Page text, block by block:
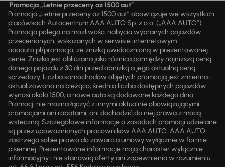
Promocja „Letnie przeceny aż 1500 aut”
Promocja „Letnie przeceny aż 1500 aut” obowiązuje we wszystkich
placówkach Autocentrum AAA AUTO Sp. z o.o. („AAA AUTO”).
Promocja polega na możliwości nabycia wybranych pojazdów
przecenionych, wskazanych w serwisie internetowym
aaaauto.pl/promocja, ze zniżką uwidocznioną w prezentowanej
cenie. Zniżka jest obliczana jako różnica pomiędzy najniższą ceną
danego pojazdu z 30 dni przed obniżką a jego aktualną ceną
sprzedaży. Liczba samochodów objętych promocją jest zmienna i
aktualizowana na bieżąco; średnia liczba dostępnych pojazdów
wynosi około 1500, a nowe auta są dodawane każdego dnia.
Promocji nie można łączyć z innymi aktualnie obowiązującymi
promocjami ani rabatami, ani dochodzić do niej prawa z mocą
wsteczną. Szczegółowe informacje o zasadach promocji udzielane
są przez upoważnionych pracowników AAA AUTO. AAA AUTO
zastrzega sobie prawo do zawarcia umowy wyłącznie w formie
pisemnej. Prezentowane informacje mają charakter wyłącznie
informacyjny i nie stanowią oferty ani zapewnienia w rozumieniu